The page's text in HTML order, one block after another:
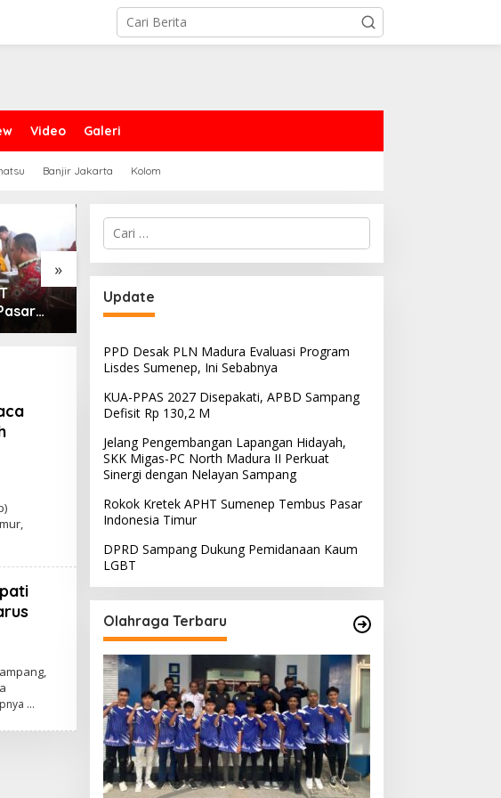
Video Galeri
Banjir Jakarta Kolom
»
DPRD Sampang Dukung
Pemidanaan Kaum LGBT
Cari
untuk:
Update
PPD Desak PLN Madura Evaluasi Program
Lisdes Sumenep, Ini Sebabnya
KUA-PPAS 2027 Disepakati, APBD Sampang
Defisit Rp 130,2 M
Jelang Pengembangan Lapangan Hidayah,
SKK Migas-PC North Madura II Perkuat
Sinergi dengan Nelayan Sampang
Rokok Kretek APHT Sumenep Tembus Pasar
Indonesia Timur
DPRD Sampang Dukung Pemidanaan Kaum
LGBT
Olahraga Terbaru